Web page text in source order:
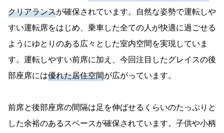
クリアランスが確保されています。自然な姿勢で運転しや
すい運転席をはじめ、乗車した全ての人が快適に過ごせる
ようにゆとりのある広々とした室内空間を実現していま
す。運転しやすい前席に加え、今回注目したグレイスの後
部座席には優れた居住空間が広がっています。
前席と後部座席の間隔は足を伸ばせるくらいのたっぷりと
した余裕のあるスペースが確保されています。子供や小柄